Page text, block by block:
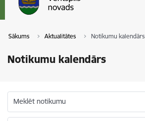
Sākums Aktualitātes Notikumu kalendārs
Notikumu kalendārs
Meklēt notikumu